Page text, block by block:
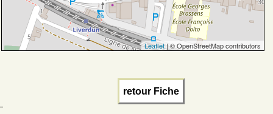
Leaflet| © OpenStreetMap contributors
retour Fiche